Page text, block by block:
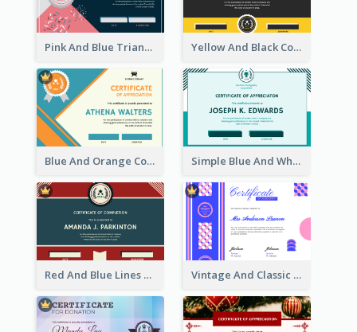
Pink And Blue Triangles Confetti Celebration Certificate Yellow And Black Contrast Simple Certificate
Blue And Orange Company Triangles With Badge Certificate Simple Blue And White Rectangle Certificate
Red And Blue Lines And Badge Completion Certificate Vintage And Classic Vibrant Certificate Design Ideas